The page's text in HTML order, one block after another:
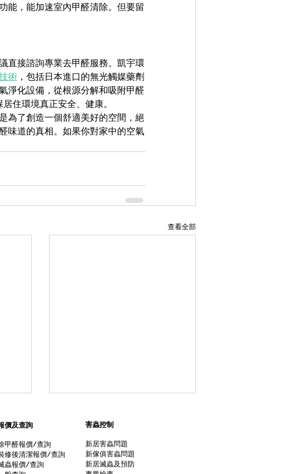
能，能加速室內甲醛清除。但要留
直接諮詢專業去甲醛服務。凱宇環
術 ，包括日本進口的無光觸媒藥劑
淨化設備，從根源分解和吸附甲醛
住環境真正安全、健康。
為了創造一個舒適美好的空間，絕
味道的真相。如果你對家中的空氣
查看全部
隨著
以為
安
迎接新生命的到來，是每個家庭最
期待的喜事。許多準父母都會在寶
寶出生前，為家居進行翻新裝修或
價​及查詢
甲醛報價​/查詢
修後清潔報價​/查詢
蟲報價​/查詢
害蟲控制
新居害蟲問題
新傢俱害蟲問題
新居滅蟲及預防